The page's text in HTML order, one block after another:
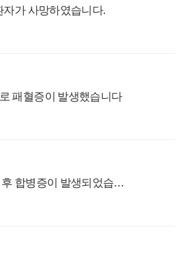
자가 사망하였습니다.
패혈증이 발생했습니다
외국인 환자가 간이식술 후 합병증이 발생되었습니다